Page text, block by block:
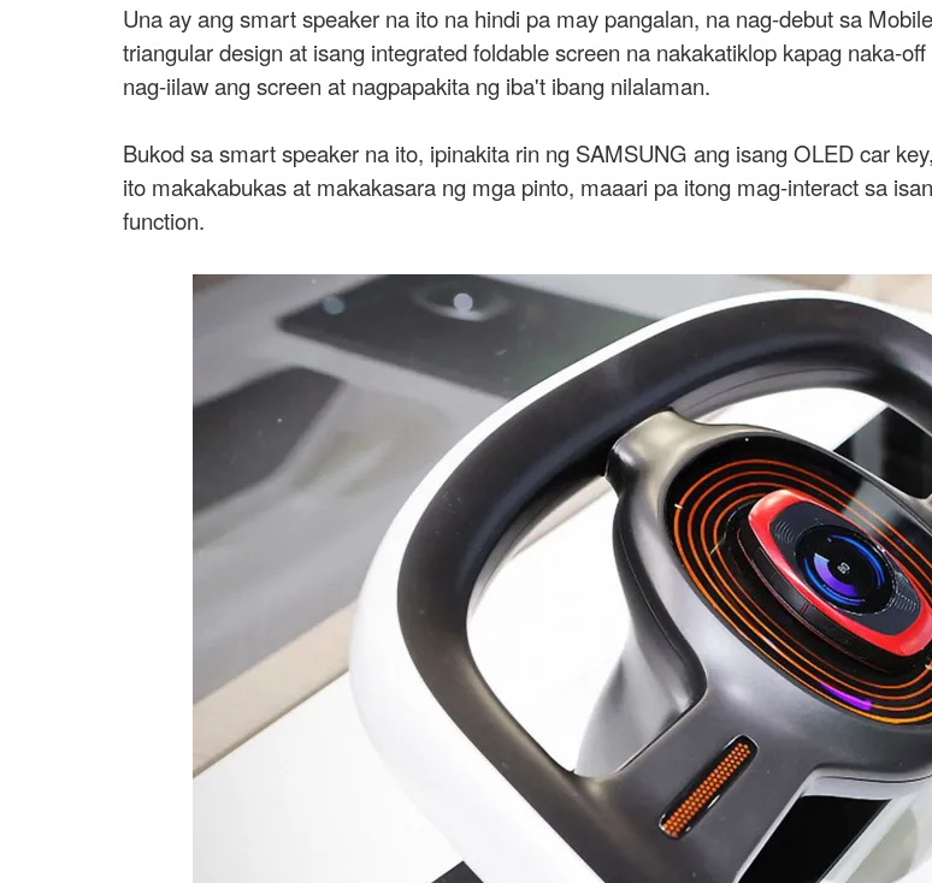
Una ay ang smart speaker na ito na hindi pa may pangalan, na nag-debut sa
triangular design at isang integrated foldable screen na nakakatiklop kapag naka-
nag-iilaw ang screen at nagpapakita ng iba't ibang nilalaman.
Bukod sa smart speaker na ito, ipinakita rin ng SAMSUNG ang isang OLED car
ito makakabukas at makakasara ng mga pinto, maaari pa itong mag-interact sa
function.